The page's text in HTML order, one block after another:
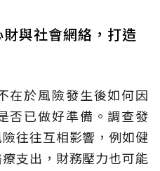
與社會網絡，打造
在於風險發生後如何因
否已做好準備。調查發
往往互相影響，例如健
支出，財務壓力也可能